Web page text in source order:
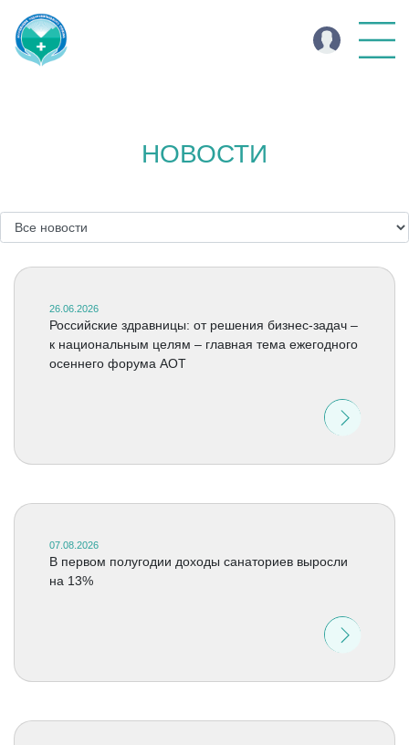
НОВОСТИ
26.06.2026
Российские здравницы: от решения бизнес-задач –
к национальным целям – главная тема ежегодного
осеннего форума АОТ
07.08.2026
В первом полугодии доходы санаториев выросли
на 13%